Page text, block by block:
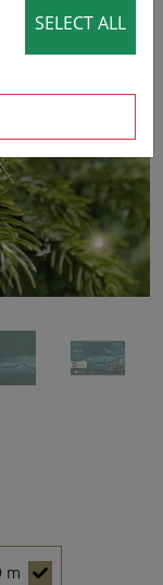
›
m
SELECT ALL